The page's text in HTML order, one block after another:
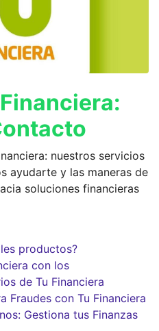
nuestros servicios
ayudarte y las maneras de
soluciones financieras
productos?
con los
de Tu Financiera
Fraudes con Tu Financiera
Gestiona tus Finanzas